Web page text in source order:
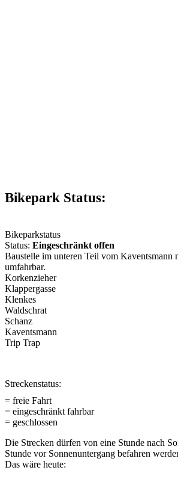
Bikepark Status:
Bikeparkstatus
Status: Eingeschränkt offen
Baustelle im unteren Teil vom Kaventsmann
umfahrbar.
Korkenzieher
Klappergasse
Klenkes
Waldschrat
Schanz
Kaventsmann
Trip Trap
Streckenstatus:
= freie Fahrt
= eingeschränkt fahrbar
= geschlossen
Die Strecken dürfen von eine Stunde nach
Stunde vor Sonnenuntergang befahren
Das wäre heute: